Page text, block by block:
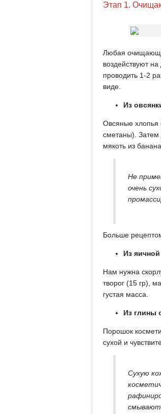
Этап 1.
Любая
воздействуют
проводить 1-2
виде.
Из
Овсяные хлопья
сметаны). Затем
мякоть из
Не
очень
Больше
Из
Нам нужна
творог (15 гр),
густая масса.
Из глины
Порошок
сухой и
Сухую